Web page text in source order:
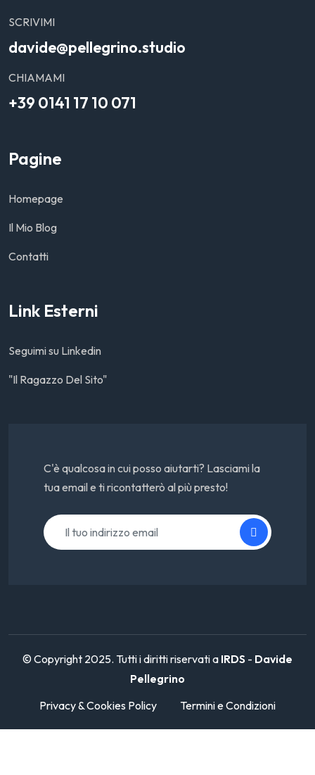
SCRIVIMI
davide@pellegrino.studio
CHIAMAMI
+39 0141 17 10 071
Pagine
Homepage
Il Mio Blog
Contatti
Link Esterni
Seguimi su Linkedin
"Il Ragazzo Del Sito"
C'è qualcosa in cui posso aiutarti? Lasciami la
tua email e ti ricontatterò al più presto!
© Copyright 2025. Tutti i diritti riservati a IRDS - Davide
Pellegrino
Privacy & Cookies Policy
Termini e Condizioni